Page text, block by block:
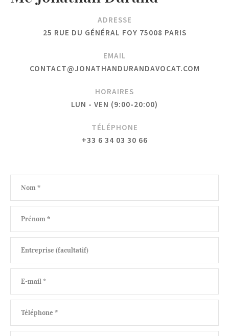
ADRESSE
25 RUE DU GÉNÉRAL FOY 75008 PARIS
EMAIL
CONTACT@JONATHANDURANDAVOCAT.COM
HORAIRES
LUN - VEN (9:00-20:00)
TÉLÉPHONE
+33 6 34 03 30 66